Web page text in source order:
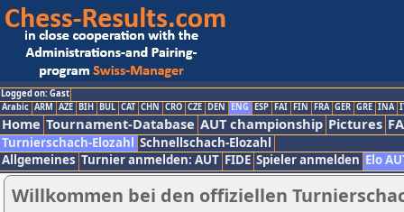
Logged on: Gast
Arabic ARM AZE BIH BUL CAT CHN CRO CZE DEN ENG ESP FAI FIN FRA GER GRE INA
Home Tournament-Database AUT championship Pictures
Turnierschach-Elozahl Schnellschach-Elozahl
Allgemeines Turnier anmelden: AUT FIDE Spieler anmelden Elo
Willkommen bei den offiziellen